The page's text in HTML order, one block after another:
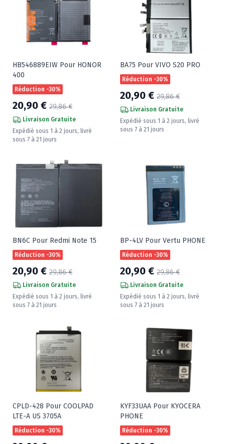
HB546889EIW Pour HONOR
400
Réduction -30%
20,90 € 29,86 €
Livraison Gratuite
Expédié sous 1 à 2 jours, livré
sous 7 à 21 jours
BA75 Pour VIVO S20 PRO
Réduction -30%
20,90 € 29,86 €
Livraison Gratuite
Expédié sous 1 à 2 jours, livré
sous 7 à 21 jours
BN6C Pour Redmi Note 15
Réduction -30%
20,90 € 29,86 €
Livraison Gratuite
Expédié sous 1 à 2 jours, livré
sous 7 à 21 jours
BP-4LV Pour Vertu PHONE
Réduction -30%
20,90 € 29,86 €
Livraison Gratuite
Expédié sous 1 à 2 jours, livré
sous 7 à 21 jours
CPLD-428 Pour COOLPAD
LTE-A US 3705A
Réduction -30%
KYF33UAA Pour KYOCERA
PHONE
Réduction -30%